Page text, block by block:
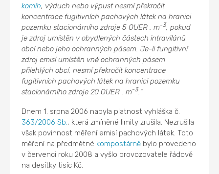
komín, výduch nebo výpust nesmí překročit
koncentrace fugitivních pachových látek na hranici
pozemku stacionárního zdroje 5 OUER . m-3, pokud
je zdroj umístěn v obydlených částech intravilánů
obcí nebo jeho ochranných pásem. Je-li fungitivní
zdroj emisí umístěn vně ochranných pásem
přilehlých obcí, nesmí překročit koncentrace
fugitivních pachových látek na hranici pozemku
stacionárního zdroje 20 OUER . m-3 “
Dnem 1. srpna 2006 nabyla platnost vyhláška č.
363/2006 Sb. , která zmíněné limity zrušila. Nezrušila
však povinnost měření emisí pachových látek. Toto
měření na předmětné kompostárně bylo provedeno
v červenci roku 2008 a vyšlo provozovatele řádově
na desítky tisíc Kč.